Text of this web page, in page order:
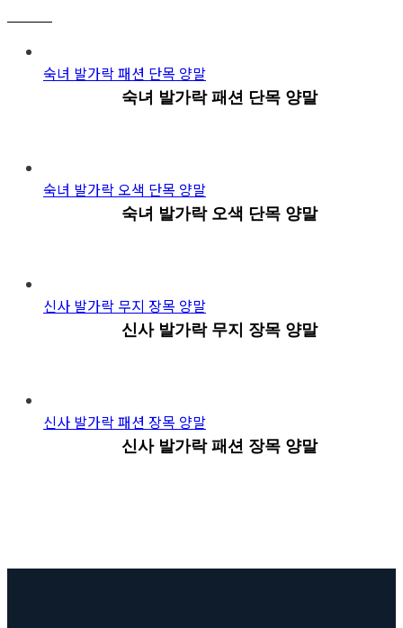
숙녀 발가락 패션 단목 양말
숙녀 발가락 패션 단목 양말
숙녀 발가락 오색 단목 양말
숙녀 발가락 오색 단목 양말
신사 발가락 무지 장목 양말
신사 발가락 무지 장목 양말
신사 발가락 패션 장목 양말
신사 발가락 패션 장목 양말